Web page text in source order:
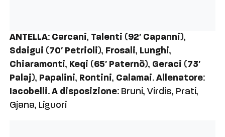
ANTELLA: Carcani, Talenti (92′ Capanni),
Sdaigui (70′ Petrioli), Frosali, Lunghi,
Chiaramonti, Keqi (65′ Paternò), Geraci (73′
Palaj), Papalini, Rontini, Calamai.Allenatore:
Iacobelli.A disposizione: Bruni, Virdis, Prati,
Gjana, Liguori